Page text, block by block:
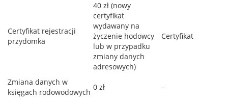
Certyfikat rejestracji
przydomka
40 zł (nowy
certyfikat
wydawany na
życzenie hodowcy
lub w przypadku
zmiany danych
adresowych)
Certyfikat
Zmiana danych w
księgach rodowodowych
0 zł -